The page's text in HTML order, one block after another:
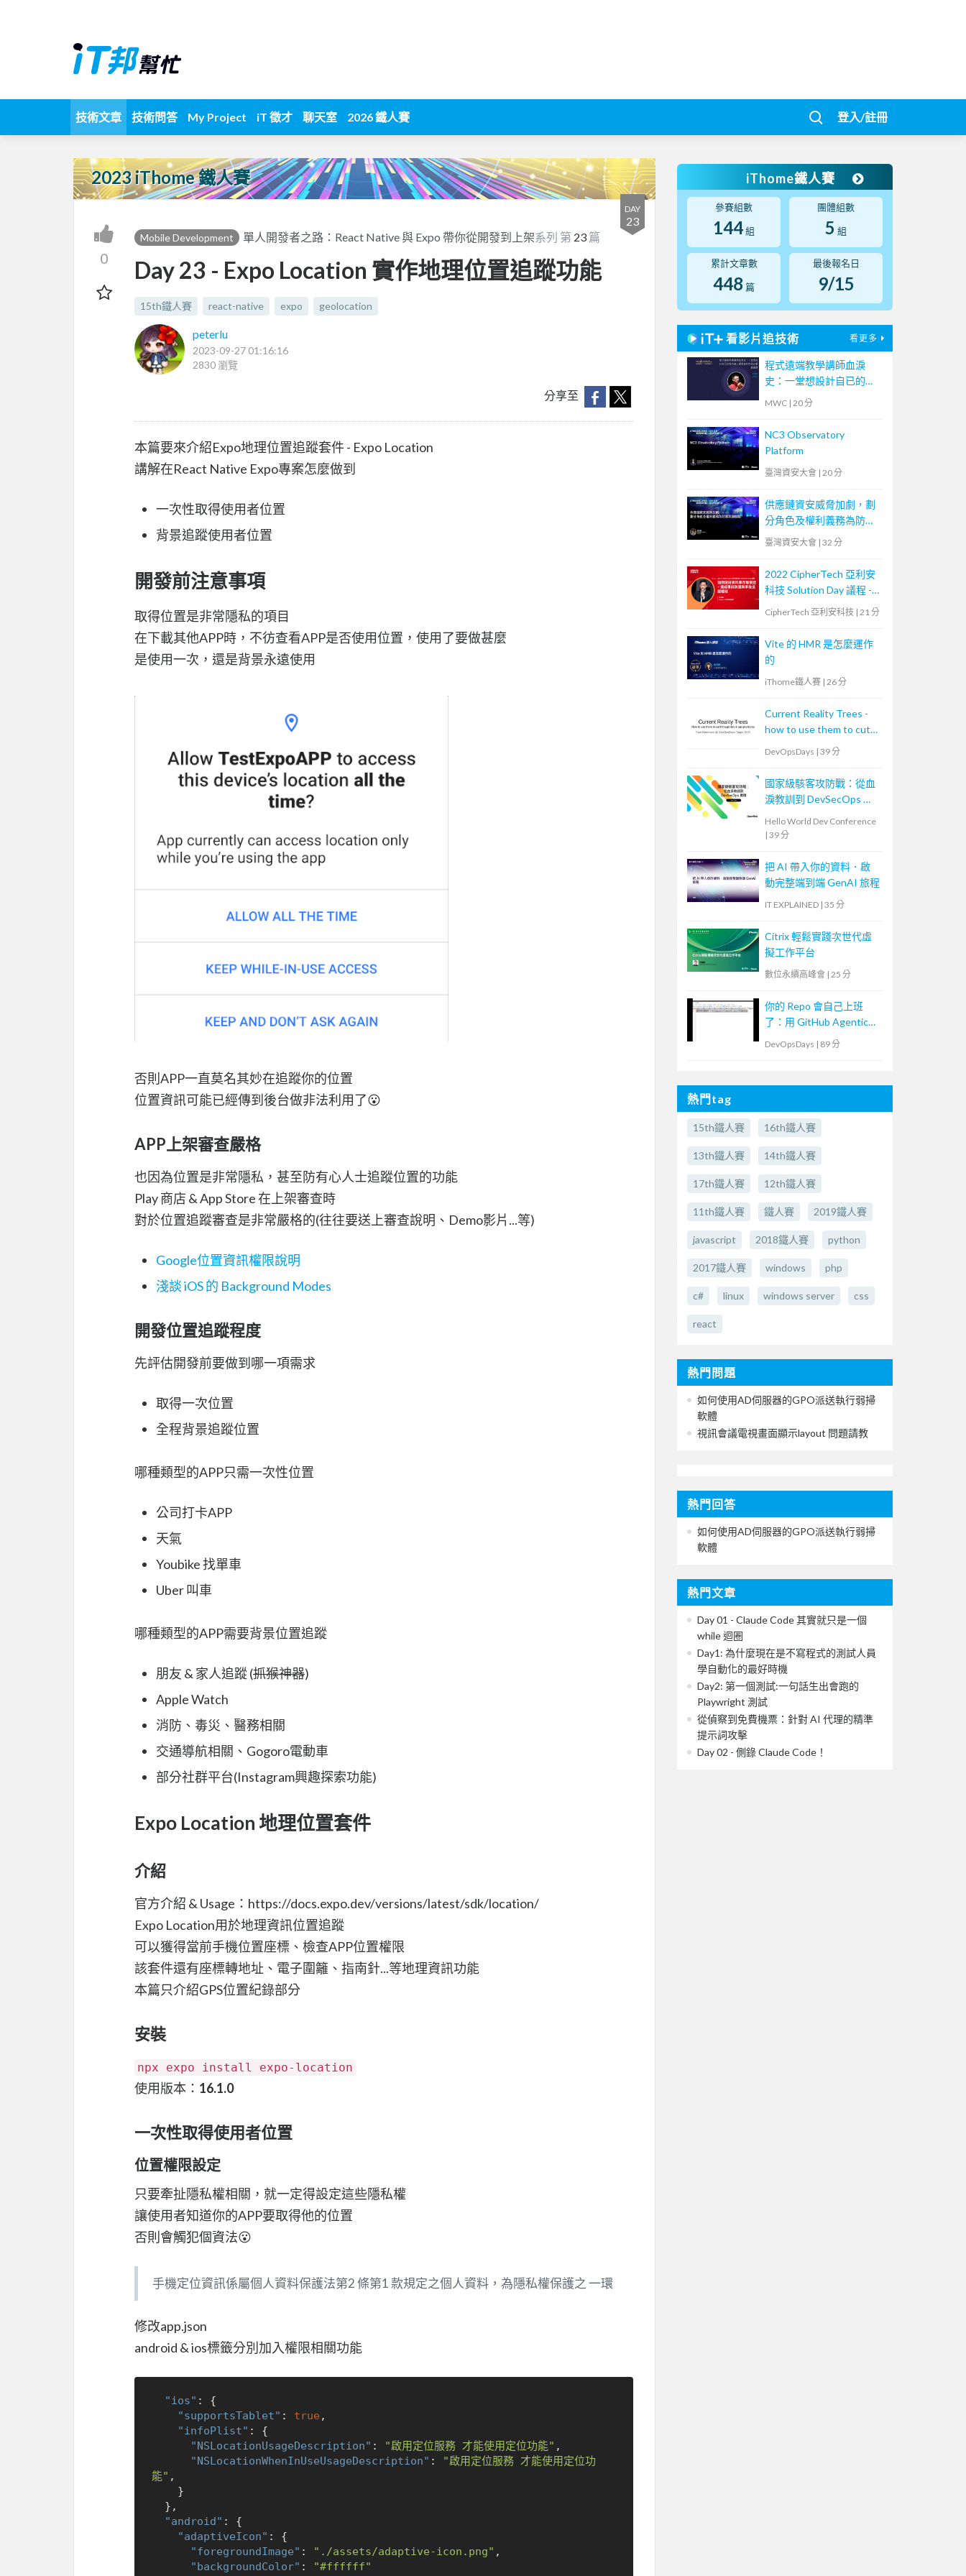
技術文章 技術問答 My Project iT 徵才 聊天室 2026 鐵人賽 登入/註冊
2023 iThome 鐵人賽
DAY
23
0
Mobile Development 單人開發者之路：React Native 與 Expo 帶你從開發到上架系列 第 23 篇
Day 23 - Expo Location 實作地理位置追蹤功能
15th鐵人賽 react-native expo geolocation
peterlu
2023-09-27 01:16:16
2830 瀏覽
分享至
本篇要來介紹Expo地理位置追蹤套件 - Expo Location
講解在React Native Expo專案怎麼做到
一次性取得使用者位置
背景追蹤使用者位置
開發前注意事項
取得位置是非常隱私的項目
在下載其他APP時，不彷查看APP是否使用位置，使用了要做甚麼
是使用一次，還是背景永遠使用
否則APP一直莫名其妙在追蹤你的位置
位置資訊可能已經傳到後台做非法利用了😮
APP上架審查嚴格
也因為位置是非常隱私，甚至防有心人士追蹤位置的功能
Play 商店 & App Store 在上架審查時
對於位置追蹤審查是非常嚴格的(往往要送上審查說明、Demo影片...等)
Google位置資訊權限說明
淺談 iOS 的 Background Modes
開發位置追蹤程度
先評估開發前要做到哪一項需求
取得一次位置
全程背景追蹤位置
哪種類型的APP只需一次性位置
公司打卡APP
天氣
Youbike 找單車
Uber 叫車
哪種類型的APP需要背景位置追蹤
朋友 & 家人追蹤 (抓猴神器)
Apple Watch
消防、毒災、醫務相關
交通導航相關、Gogoro電動車
部分社群平台(Instagram興趣探索功能)
Expo Location 地理位置套件
介紹
官方介紹 & Usage：https://docs.expo.dev/versions/latest/sdk/location/
Expo Location用於地理資訊位置追蹤
可以獲得當前手機位置座標、檢查APP位置權限
該套件還有座標轉地址、電子圍籬、指南針...等地理資訊功能
本篇只介紹GPS位置紀錄部分
安裝
npx expo install expo-location
使用版本： 16.1.0
一次性取得使用者位置
位置權限設定
只要牽扯隱私權相關，就一定得設定這些隱私權
讓使用者知道你的APP要取得他的位置
否則會觸犯個資法😮
手機定位資訊係屬個人資料保護法第2 條第1 款規定之個人資料，為隱私權保護之 一環
修改app.json
android & ios標籤分別加入權限相關功能
"ios" :
{
"supportsTablet" : true ,
"infoPlist" :
{
"NSLocationUsageDescription" : "啟用定位服務 才能使用定位功能" ,
"NSLocationWhenInUseUsageDescription" :
"啟用定位服務 才能使用定位功
能" ,
}
} ,
"android" :
{
"adaptiveIcon" :
{
"foregroundImage" : "./assets/adaptive-icon.png" ,
"backgroundColor" :
"#ffffff"
iThome鐵人賽
參賽組數
144組
團體組數
5 組
累計文章數
448 篇
最後報名日
9/15
看影片追技術 看更多
程式遠端教學講師血淚
史：一堂想設計自已的程
式線上課程者的先修必要
MWC | 20 分
NC3 Observatory
Platform
臺灣資安大會 | 20 分
供應鏈資安威脅加劇，劃
分角色及權利義務為防禦
致勝關鍵
臺灣資安大會 | 32 分
2022 CipherTech 亞利安
科技 Solution Day 議程 -
如何做好資料庫存取安
追蹤稽核
CipherTech 亞利安科技 | 21 分
Vite 的 HMR 是怎麼運作
的
iThome鐵人賽 | 26 分
Current Reality Trees -
how to use them to cut
through dev & ops
DevOpsDays | 39 分
國家級駭客攻防戰：從血
淚教訓到 DevSecOps 實
Hello World Dev Conference
| 39 分
把 AI 帶入你的資料．啟
動完整端到端 GenAI 旅程
IT EXPLAINED | 35 分
Citrix 輕鬆實踐次世代虛
擬工作平台
數位永續高峰會 | 25 分
你的 Repo 會自己上班
了：用 GitHub Agentic
Workflows 打造
DevOpsDays | 89 分
熱門tag
15th鐵人賽 16th鐵人賽
13th鐵人賽 14th鐵人賽
17th鐵人賽 12th鐵人賽
11th鐵人賽 鐵人賽 2019鐵人賽
javascript 2018鐵人賽 python
2017鐵人賽 windows php
c# linux windows server css
react
熱門問題
如何使用AD伺服器的GPO派送執行弱掃
軟體
視訊會議電視畫面顯示layout 問題請教
熱門回答
如何使用AD伺服器的GPO派送執行弱掃
軟體
熱門文章
Day 01 - Claude Code 其實就只是一個
while 迴圈
Day1: 為什麼現在是不寫程式的測試人員
學自動化的最好時機
Day2: 第一個測試:一句話生出會跑的
Playwright 測試
從偵察到免費機票：針對 AI 代理的精準
提示詞攻擊
Day 02 - 側錄 Claude Code！